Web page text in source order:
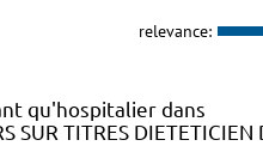
relevance:
qu'hospitalier dans
TITRES DIETETICIEN